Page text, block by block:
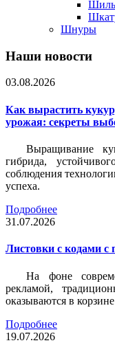
Шнуры
Наши новости
03.08.2026
Как вырастить
урожая: секреты
Выращивание
гибрида,
соблюдения
успеха.
Подробнее
31.07.2026
Листовки c кодами
На фоне
рекламой,
оказываются в корзине
Подробнее
19.07.2026